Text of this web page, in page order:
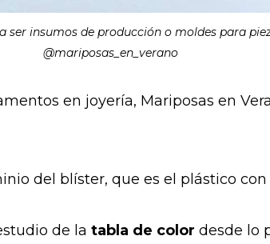
insumos de producción o moldes para
@mariposas_en_verano
en joyería, Mariposas en
del blíster, que es el plástico con
de la tabla de color desde lo